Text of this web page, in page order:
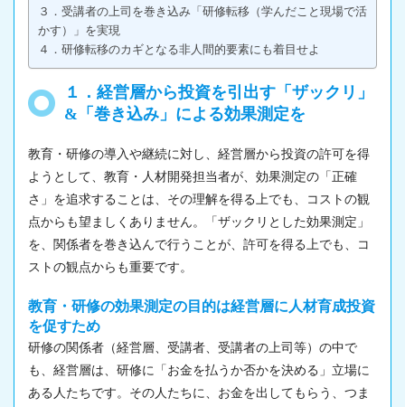
３．受講者の上司を巻き込み「研修転移（学んだこと現場で活
かす）」を実現
４．研修転移のカギとなる非人間的要素にも着目せよ
１．経営層から投資を引出す「ザックリ」
&「巻き込み」による効果測定を
教育・研修の導入や継続に対し、経営層から投資の許可を得
ようとして、教育・人材開発担当者が、効果測定の「正確
さ」を追求することは、その理解を得る上でも、コストの観
点からも望ましくありません。「ザックリとした効果測定」
を、関係者を巻き込んで行うことが、許可を得る上でも、コ
ストの観点からも重要です。
教育・研修の効果測定の目的は経営層に人材育成投資
を促すため
研修の関係者（経営層、受講者、受講者の上司等）の中で
も、経営層は、研修に「お金を払うか否かを決める」立場に
ある人たちです。その人たちに、お金を出してもらう、つま